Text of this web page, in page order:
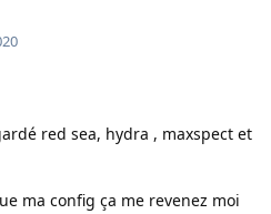
red sea, hydra , maxspect et
ma config ça me revenez moi